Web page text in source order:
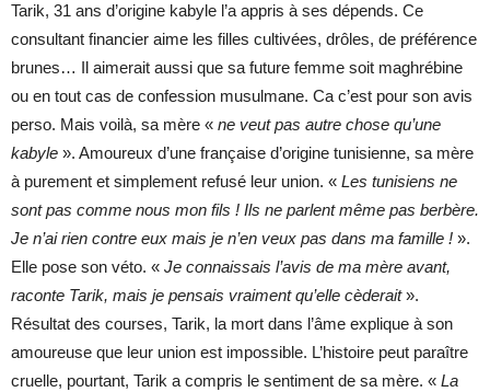
Tarik, 31 ans d’origine kabyle l’a appris à ses dépends. Ce
consultant financier aime les filles cultivées, drôles, de préférence
brunes… Il aimerait aussi que sa future femme soit maghrébine
ou en tout cas de confession musulmane. Ca c’est pour son avis
perso. Mais voilà, sa mère « ne veut pas autre chose qu’une
kabyle ». Amoureux d’une française d’origine tunisienne, sa mère
à purement et simplement refusé leur union. « Les tunisiens ne
sont pas comme nous mon fils ! Ils ne parlent même pas berbère.
Je n’ai rien contre eux mais je n’en veux pas dans ma famille ! ».
Elle pose son véto. « Je connaissais l’avis de ma mère avant,
raconte Tarik, mais je pensais vraiment qu’elle cèderait».
Résultat des courses, Tarik, la mort dans l’âme explique à son
amoureuse que leur union est impossible. L’histoire peut paraître
cruelle, pourtant, Tarik a compris le sentiment de sa mère. « La